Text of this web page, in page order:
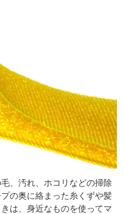
、汚れ、ホコリなどの掃除
の奥に絡まった糸くずや髪
は、身近なものを使ってマ